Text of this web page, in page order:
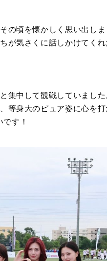
の頃を懐かしく思い出し
が気さくに話しかけてく
集中して観戦していました
等身大のピュア姿に心を
す！